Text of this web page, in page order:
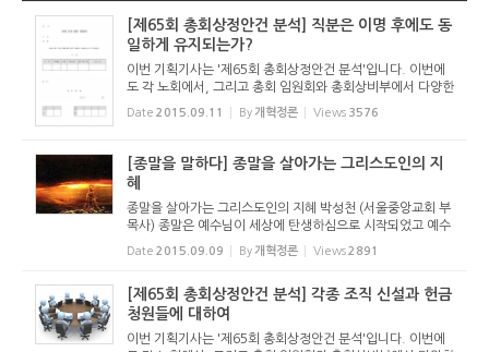
[제65회 총회상정안건 분석] 직분은 이명 후에도 동
일하게 유지되는가?
이번 기획기사는 '제65회 총회상정안건 분석'입니다. 이번에
도 각 노회에서, 그리고 총회 임원회와 총회상비부에서 다양한
안건을 헌의하였습니다. 장로교회는 당회, 노회, 총회에 의한
치리를 중요시합니다. 총회에 상정된 안건에 대한 진지한 논의
Date 2015.09.11 By 개혁정론 Views 3576
[종말을 말하다] 종말을 살아가는 그리스도인의 지
혜
종말을 살아가는 그리스도인의 지혜 박성천 (서울중앙교회 부
목사) 종말은 예수님이 세상에 탄생하심으로 시작되었고 예수
님이 세상에 재림하심으로 완성된다. 예수님이 강림하실 때 모
든 사람을 심판하실 텐데 성도들은 그 날을 어떻게 준비하며
Date 2015.09.09 By 개혁정론 Views2891
[제65회 총회상정안건 분석] 각종 조직 신설과 헌금
청원들에 대하여
이번 기획기사는 '제65회 총회상정안건 분석'입니다. 이번에